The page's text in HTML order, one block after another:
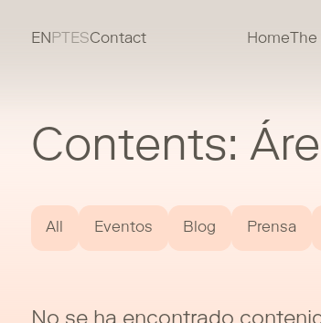
ENPT ESContact Home
Contents:
All Eventos Blog Prensa